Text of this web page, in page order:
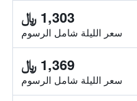
1,303 ﷼
سعر الليلة شامل الرسوم
1,369 ﷼
سعر الليلة شامل الرسوم